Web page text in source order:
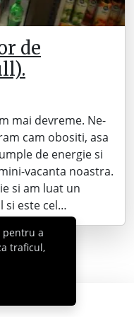
de
mai devreme. Ne-
cam obositi, asa
de energie si
vacanta noastra.
si am luat un
si este cel…
Cabral.ro
pentru a
traficul,